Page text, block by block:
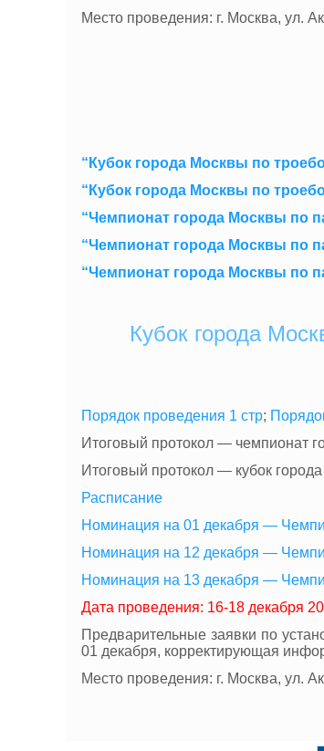
Место проведения: г. Москва, ул.
“Кубок города Москвы по
“Кубок города Москвы по
“Чемпионат города Москвы по
“Чемпионат города Москвы по
“Чемпионат города Москвы по
Кубок города
Порядок проведения 1 стр;
Итоговый протокол — чемпионат
Итоговый протокол — кубок
Расписание
Номинация на 01 декабря —
Номинация на 12 декабря —
Номинация на 13 декабря —
Дата проведения: 16-18 декабря
Предварительные заявки по
01 декабря, корректирующая
Место проведения: г. Москва, ул.